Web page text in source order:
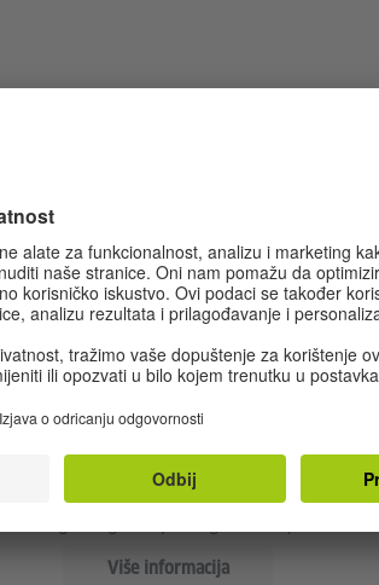
Potreban nam je vaš pristanak za
učitavanje usluge YouTube Video!
treće strane koja može prikupljati podatke o
vašoj aktivnosti. Pregledajte detalje i prihvatite
Više informacija